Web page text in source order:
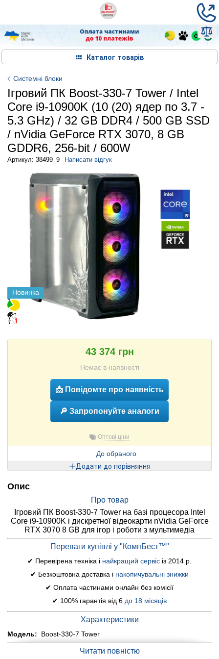
Каталог товарів
Системні блоки
Ігровий ПК Boost-330-7 Tower / Intel
Core i9-10900K (10 (20) ядер по 3.7 -
5.3 GHz) / 32 GB DDR4 / 500 GB SSD
/ nVidia GeForce RTX 3070, 8 GB
GDDR6, 256-bit / 600W
Артикул: 38499_9 Написати відгук
Новинка
43 374 грн
Немає в наявності
📩 Повідомте про наявність
🔎 Запропонуйте аналоги
Оптові ціни
До обраного
Додати до порівняння
Опис
Про товар
Ігровий ПК Boost-330-7 Tower на базі процесора Intel
Core i9-10900K і дискретної відеокарти nVidia GeForce
RTX 3070 8 GB для ігор і роботи з мультимедіа
Переваги купівлі у "КомпБест™"
✔ Перевірена техніка і найкращий сервіс із 2014 р.
✔ Безкоштовна доставка і накопичувальні знижки
✔ Оплата частинами онлайн без комісії
✔ 100% гарантія від 6 до 18 місяців
Характеристики
Модель: Boost-330-7 Tower
Gigabyte B560M D S3H v2
Читати повністю